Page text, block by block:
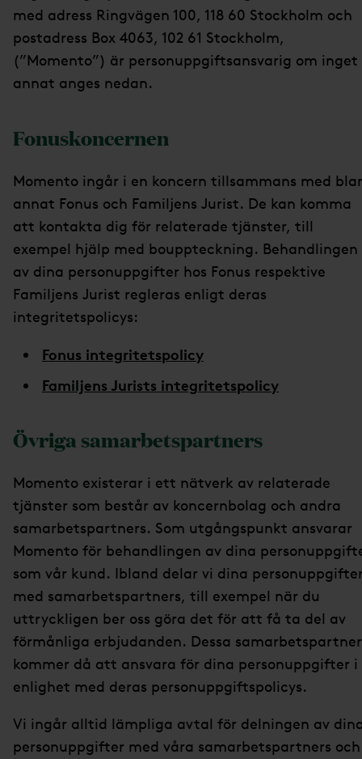
med adress Ringvägen 100, 118 60 Stockholm och
postadress Box 4063, 102 61 Stockholm,
(”Momento”) är personuppgiftsansvarig om inget
annat anges nedan.
Fonuskoncernen
Momento ingår i en koncern tillsammans med
annat Fonus och Familjens Jurist. De kan komma
att kontakta dig för relaterade tjänster, till
exempel hjälp med bouppteckning. Behandlingen
av dina personuppgifter hos Fonus respektive
Familjens Jurist regleras enligt deras
integritetspolicys:
Fonus integritetspolicy
Familjens Jurists integritetspolicy
Övriga samarbetspartners
Momento existerar i ett nätverk av relaterade
tjänster som består av koncernbolag och andra
samarbetspartners. Som utgångspunkt ansvarar
Momento för behandlingen av dina
som vår kund. Ibland delar vi dina
med samarbetspartners, till exempel när du
uttryckligen ber oss göra det för att få ta del av
förmånliga erbjudanden. Dessa
kommer då att ansvara för dina personuppgifter i
enlighet med deras personuppgiftspolicys.
Vi ingår alltid lämpliga avtal för delningen av
personuppgifter med våra samarbetspartners och